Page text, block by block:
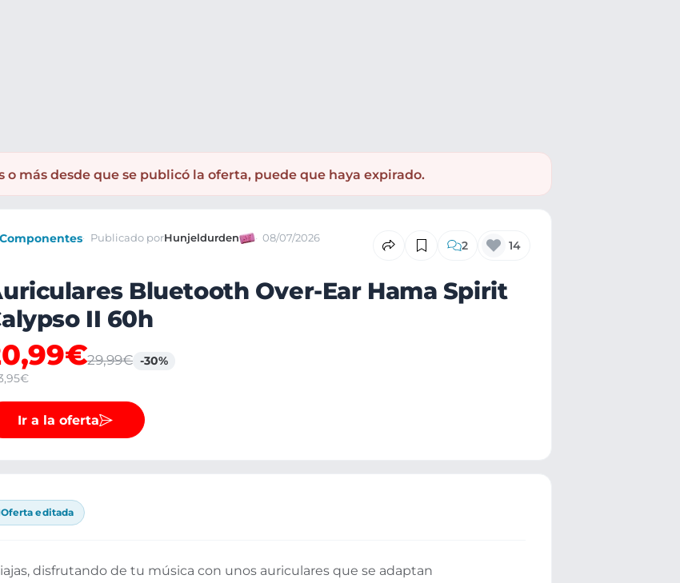
o más desde que se publicó la oferta, puede que haya expirado.
Publicado porHunjeldurden 08/07/2026 2 14
Bluetooth Over-Ear Hama Spirit
II 60h
29,99€ -30%
Ir a la oferta
Oferta editada
disfrutando de tu música con unos auriculares que se adaptan